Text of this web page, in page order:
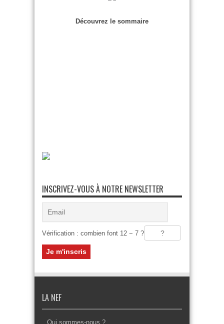
Découvrez le sommaire
INSCRIVEZ-VOUS À NOTRE NEWSLETTER
Vérification : combien font 12 − 7 ?
LA NEF
Qui sommes-nous ?